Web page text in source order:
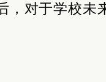
，对于学校未